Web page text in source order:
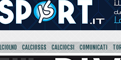
CALCIOSGS CALCIOCSI COMUNICATI